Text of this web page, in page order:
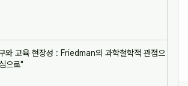
와 교육 현장성 : Friedman의 과학철학적 관점으
으로"